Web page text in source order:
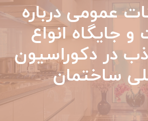
عمومی درباره
جایگاه انواع
در دکوراسیون
ساختمان